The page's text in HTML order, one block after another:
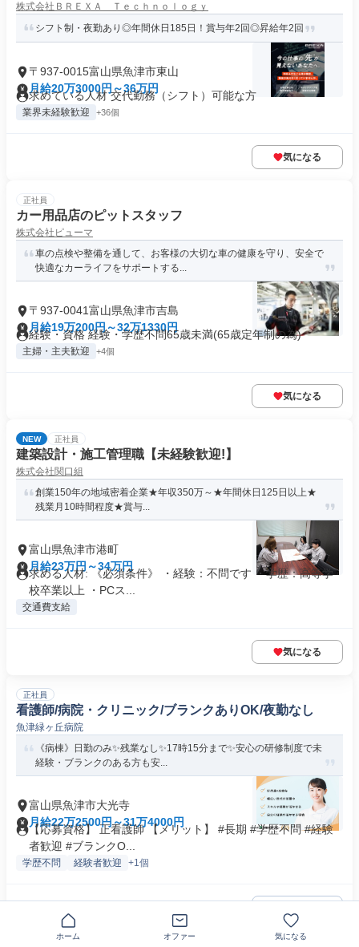
株式会社ＢＲＥＸＡ Ｔｅｃｈｎｏｌｏｇｙ
シフト制・夜勤あり◎年間休日185日！賞与年2回◎昇給年2回
〒937-0015富山県魚津市東山
月給20万3000円～36万円
求めている人材 交代勤務（シフト）可能な方
業界未経験歓迎 +36個
気になる
正社員
カー用品店のピットスタッフ
株式会社ピューマ
車の点検や整備を通して、お客様の大切な車の健康を守り、安全で
快適なカーライフをサポートする...
〒937-0041富山県魚津市吉島
月給19万200円～32万1330円
経験・資格 経験・学歴不問65歳未満(65歳定年制の為)
主婦・主夫歓迎 +4個
気になる
NEW 正社員
建築設計・施工管理職【未経験歓迎!】
株式会社関口組
創業150年の地域密着企業★年収350万～★年間休日125日以上★
残業月10時間程度★賞与...
富山県魚津市港町
月給23万円～34万円
求める人材: 《必須条件》 ・経験：不問です ・学歴：高等学
校卒業以上 ・PCス...
交通費支給
気になる
正社員
看護師/病院・クリニック/ブランクありOK/夜勤なし
魚津緑ヶ丘病院
《病棟》日勤のみ✨残業なし✨17時15分まで✨安心の研修制度で未
経験・ブランクのある方も安...
富山県魚津市大光寺
月給22万2500円～31万4000円
【応募資格】 正看護師 【メリット】 #長期 #学歴不問 #経験
者歓迎 #ブランクO...
学歴不問 経験者歓迎 +1個
ホーム オファー 気になる